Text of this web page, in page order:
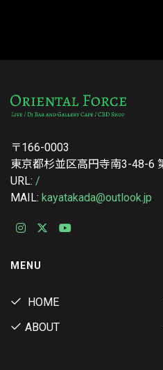
〒166-0003
東京都杉並区高円寺南3-48-6
URL: /
MAIL: kayatakada@outlook.jp
MENU
HOME
ABOUT